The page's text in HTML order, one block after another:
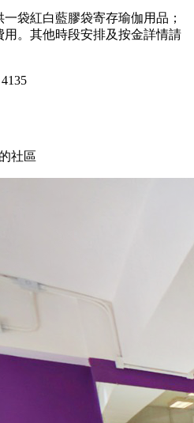
袋紅白藍膠袋寄存瑜伽用品；
用。其他時段安排及按金詳情請
社區